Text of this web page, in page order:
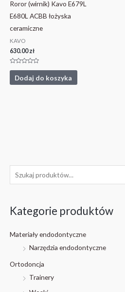
z
k
j
Kategorie produktów
Materiały endodontyczne
Narzędzia endodontyczne
Ortodoncja
Trainery
Roror (wirnik) Kavo E679L
E680L ACBB łożyska
ceramiczne
KAVO
630.00zł
Oceniono
5
Dodaj do koszyka